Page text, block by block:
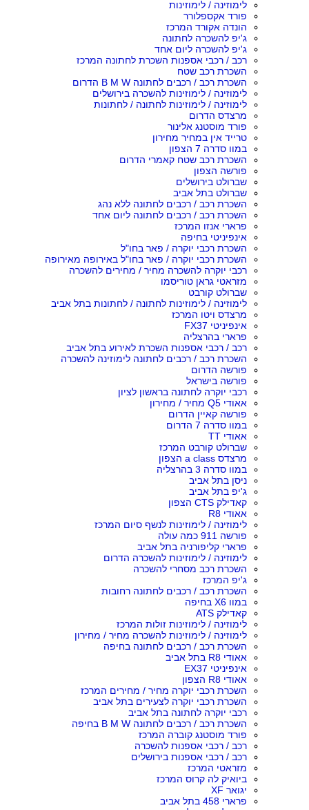
לימוזינה / לימוזינות
פורד אקספלורר
הונדה אקורד המרכז
ג'יפ להשכרה לחתונה
ג'יפ להשכרה ליום אחד
רכב / רכבי אספנות השכרת לחתונה המרכז
השכרת רכב שטח
השכרת רכב / רכבים לחתונה B M W הדרום
לימוזינה / לימוזינות להשכרה בירושלים
לימוזינה / לימוזינות לחתונה / לחתונות
מרצדס הדרום
פורד מוסטנג אלינור
טרייד אין במחיר מחירון
במוו סדרה 7 הצפון
השכרת רכב שטח קאמרי הדרום
פורשה הצפון
שברולט בירושלים
שברולט בתל אביב
השכרת רכב / רכבים לחתונה ללא נהג
השכרת רכב / רכבים לחתונה ליום אחד
פרארי אנזו המרכז
אינפיניטי בחיפה
השכרת רכבי יוקרה / פאר בחו"ל
השכרת רכבי יוקרה / פאר בחו"ל באירופה מאירופה
רכבי יוקרה להשכרה מחיר / מחירים להשכרה
מזראטי גראן טוריסמו
שברולט קורבט
לימוזינה / לימוזינות לחתונה / לחתונות בתל אביב
מרצדס ויטו המרכז
אינפיניטי FX37
פרארי בהרצליה
רכב / רכבי אספנות השכרת לאירוע בתל אביב
השכרת רכב / רכבים לחתונה לימוזינה להשכרה
פורשה הדרום
פורשה בישראל
רכבי יוקרה לחתונה בראשון לציון
אאודי Q5 מחיר / מחירון
פורשה קאיין הדרום
במוו סדרה 7 הדרום
אאודי TT
שברולט קורבט המרכז
מרצדס a class הצפון
במוו סדרה 3 בהרצליה
ניסן בתל אביב
ג'יפ בתל אביב
קאדילק CTS הצפון
אאודי R8
לימוזינה / לימוזינות לנשף סיום המרכז
פורשה 911 כמה עולה
פרארי קליפורניה בתל אביב
לימוזינה / לימוזינות להשכרה הדרום
השכרת רכב מסחרי להשכרה
ג'יפ המרכז
השכרת רכב / רכבים לחתונה רחובות
במוו X6 בחיפה
קאדילק ATS
לימוזינה / לימוזינות זולות המרכז
לימוזינה / לימוזינות להשכרה מחיר / מחירון
השכרת רכב / רכבים לחתונה בחיפה
אאודי R8 בתל אביב
אינפיניטי EX37
אאודי R8 הצפון
השכרת רכבי יוקרה מחיר / מחירים המרכז
השכרת רכבי יוקרה לצעירים בתל אביב
רכבי יוקרה לחתונה בתל אביב
השכרת רכב / רכבים לחתונה B M W בחיפה
פורד מוסטנג קוברה המרכז
רכב / רכבי אספנות להשכרה
רכב / רכבי אספנות בירושלים
מזראטי המרכז
ביואיק לה קרוס המרכז
יגואר XF
פרארי 458 בתל אביב